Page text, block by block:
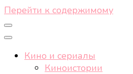
Перейти к содержимому
Кино и сериалы
Киноистории